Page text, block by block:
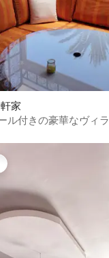
家
ル付きの豪華なヴィラ